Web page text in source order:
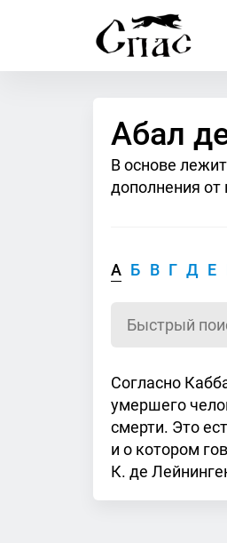
Абал
В основе
дополнения
А Б В Г Д Е
Согласно
умершего
смерти. Это
и о котором
К. де